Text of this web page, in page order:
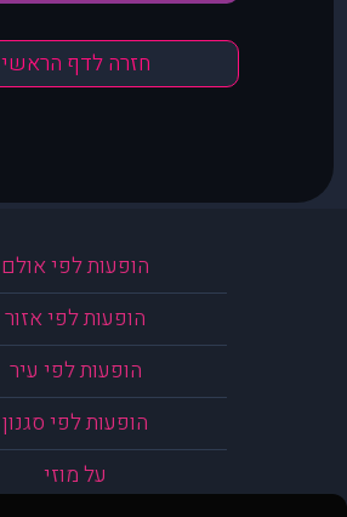
חזרה לדף הראשי
הופעות לפי אולם
הופעות לפי אזור
הופעות לפי עיר
הופעות לפי סגנון
על מוזי